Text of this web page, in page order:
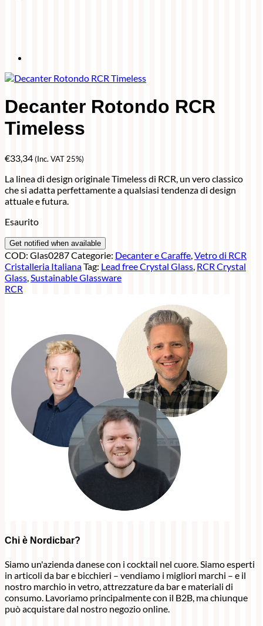
Decanter Rotondo RCR
Timeless
€33,34(Inc. VAT 25%)
La linea di design originale Timeless di RCR, un vero classico
che si adatta perfettamente a qualsiasi tendenza di design
attuale e futura.
Esaurito
COD: Glas0287Categorie: Decanter e Caraffe,Vetro di RCR
Cristalleria ItalianaTag: Lead free Crystal Glass, RCR Crystal
Glass,Sustainable Glassware
RCR
Chi è Nordicbar?
Siamo un'azienda danese con i cocktail nel cuore. Siamo esperti
in articoli da bar e bicchieri – vendiamo i migliori marchi – e il
nostro marchio in vetro, attrezzature da bar e materiali di
consumo. Lavoriamo principalmente con il B2B, ma chiunque
può acquistare dal nostro negozio online.